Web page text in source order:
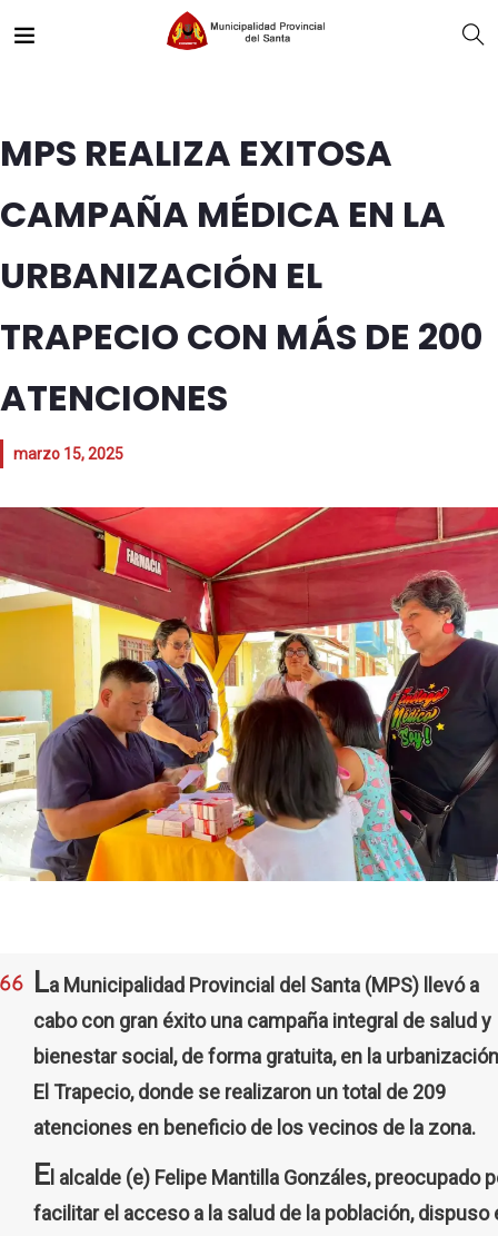
MPS REALIZA EXITOSA
CAMPAÑA MÉDICA EN LA
URBANIZACIÓN EL
TRAPECIO CON MÁS DE 200
ATENCIONES
marzo 15, 2025
La Municipalidad Provincial del Santa (MPS) llevó a
cabo con gran éxito una campaña integral de salud y
bienestar social, de forma gratuita, en la urbanización
El Trapecio, donde se realizaron un total de 209
atenciones en beneficio de los vecinos de la zona.
E l alcalde (e) Felipe Mantilla Gonzáles, preocupado
facilitar el acceso a la salud de la población, dispuso